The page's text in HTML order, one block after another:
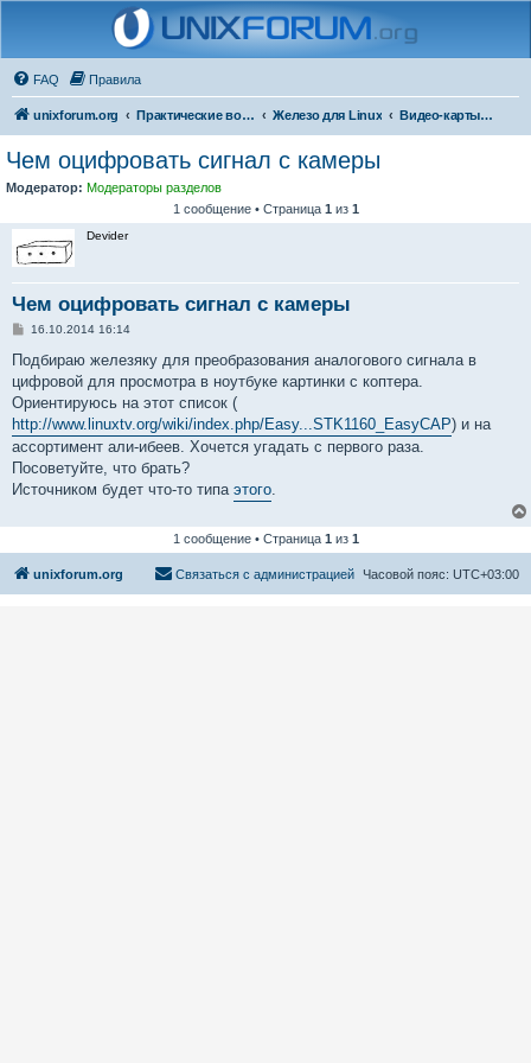
FAQ Правила
unixforum.org Практические вопросы Железо для Linux Видео-карты и мониторы
Чем оцифровать сигнал с камеры
Модератор: Модераторы разделов
1 сообщение • Страница 1 из 1
Devider
Чем оцифровать сигнал с камеры
С
о
б
щ
е
н
и
е
16.10.2014 16:14
Подбираю железяку для преобразования аналогового сигнала в
цифровой для просмотра в ноутбуке картинки с коптера.
Ориентируюсь на этот список (
http://www.linuxtv.org/wiki/index.php/Easy...STK1160_EasyCAP) и на
ассортимент али-ибеев. Хочется угадать с первого раза.
Посоветуйте, что брать?
Источником будет что-то типа этого.
1 сообщение • Страница 1из 1
unixforum.org Часовой пояс: UTC+03:00
Связаться с администрацией